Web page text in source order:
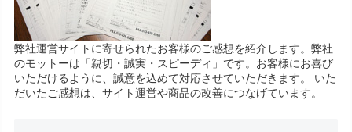
弊社運営サイトに寄せられたお客様のご感想を紹介します。弊社
のモットーは「親切・誠実・スピーディ」です。お客様にお喜び
いただけるように、誠意を込めて対応させていただきます。 いた
だいたご感想は、サイト運営や商品の改善につなげています。